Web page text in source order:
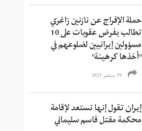
حملة الإفراج عن نازنين زاغري
تطالب بفرض عقوبات على 10
مسؤولين إيرانيين لضلوعهم في
"أخذها كرهينة"
19 سبتمبر 2021
إيران تقول إنها تستعد لإقامة
محكمة مقتل قاسم سليماني